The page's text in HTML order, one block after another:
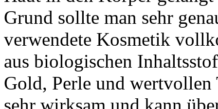
Grund sollte man sehr
verwendete Kosmetik
aus biologischen
Gold, Perle und
sehr wirksam und kann